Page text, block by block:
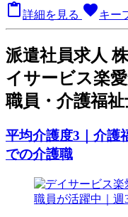
 詳細を見る favoriteキー
派遣社員求人
イサービス楽
職員・介護福
平均介護度3｜介護
での介護職